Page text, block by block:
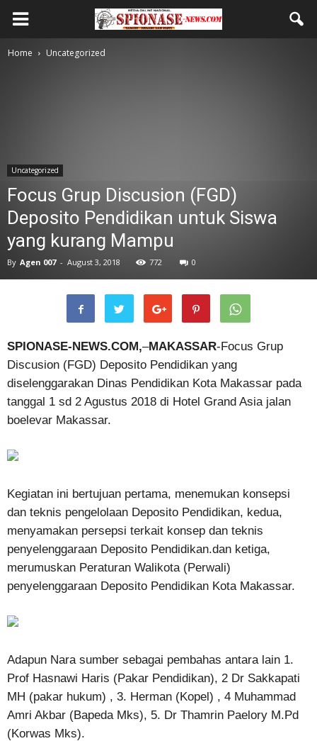
Home Uncategorized
Uncategorized
Focus Grup Discusion (FGD)
Deposito Pendidikan untuk Siswa
yang kurang Mampu
By Agen 007 - August 3, 2018 772 0
SPIONASE-NEWS.COM,–MAKASSAR-Focus Grup
Discusion (FGD) Deposito Pendidikan yang
diselenggarakan Dinas Pendidikan Kota Makassar pada
tanggal 1 sd 2 Agustus 2018 di Hotel Grand Asia jalan
boelevar Makassar.
Kegiatan ini bertujuan pertama, menemukan konsepsi
dan teknis pengelolaan Deposito Pendidikan, kedua,
menyamakan persepsi terkait konsep dan teknis
penyelenggaraan Deposito Pendidikan.dan ketiga,
merumuskan Peraturan Walikota (Perwali)
penyelenggaraan Deposito Pendidikan Kota Makassar.
Adapun Nara sumber sebagai pembahas antara lain 1.
Prof Hasnawi Haris (Pakar Pendidikan), 2 Dr Sakkapati
MH (pakar hukum) , 3. Herman (Kopel) , 4 Muhammad
Amri Akbar (Bapeda Mks), 5. Dr Thamrin Paelory M.Pd
(Korwas Mks).